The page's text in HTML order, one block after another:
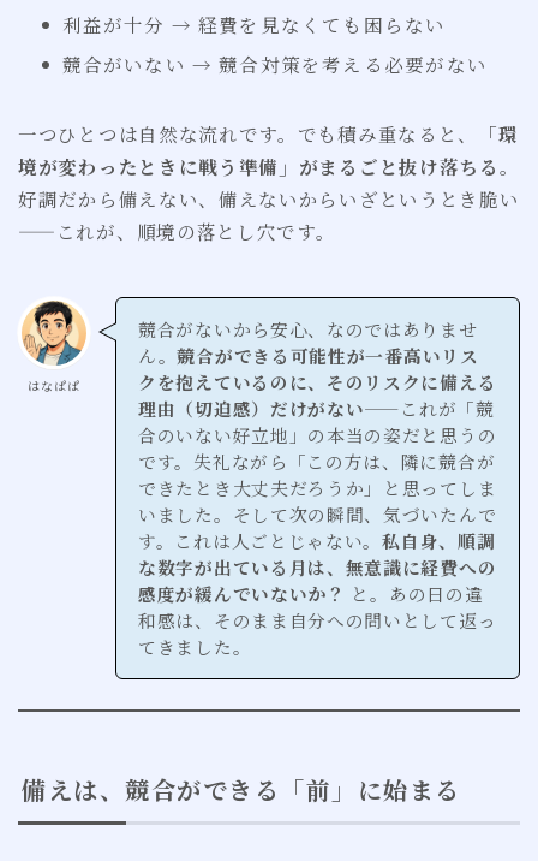
利益が十分 → 経費を見なくても困らない
競合がいない → 競合対策を考える必要がない
一つひとつは自然な流れです。でも積み重なると、
「環
境が変わったときに戦う準備」がまるごと抜け落ちる。
好調だから備えない、備えないからいざというとき脆い
——これが、順境の落とし穴です。
はなぱぱ
競合がないから安心、なのではありませ
ん。競合ができる可能性が一番高いリス
クを抱えているのに、そのリスクに備える
理由（切迫感）だけがない——これが「競
合のいない好立地」の本当の姿だと思うの
です。失礼ながら「この方は、隣に競合が
できたとき大丈夫だろうか」と思ってしま
いました。そして次の瞬間、気づいたんで
す。これは人ごとじゃない。私自身、順調
な数字が出ている月は、無意識に経費への
感度が緩んでいないか？ と。あの日の違
和感は、そのまま自分への問いとして返っ
てきました。
備えは、競合ができる「前」に始まる